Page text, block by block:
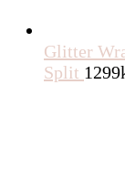
Glitter
Split 1299